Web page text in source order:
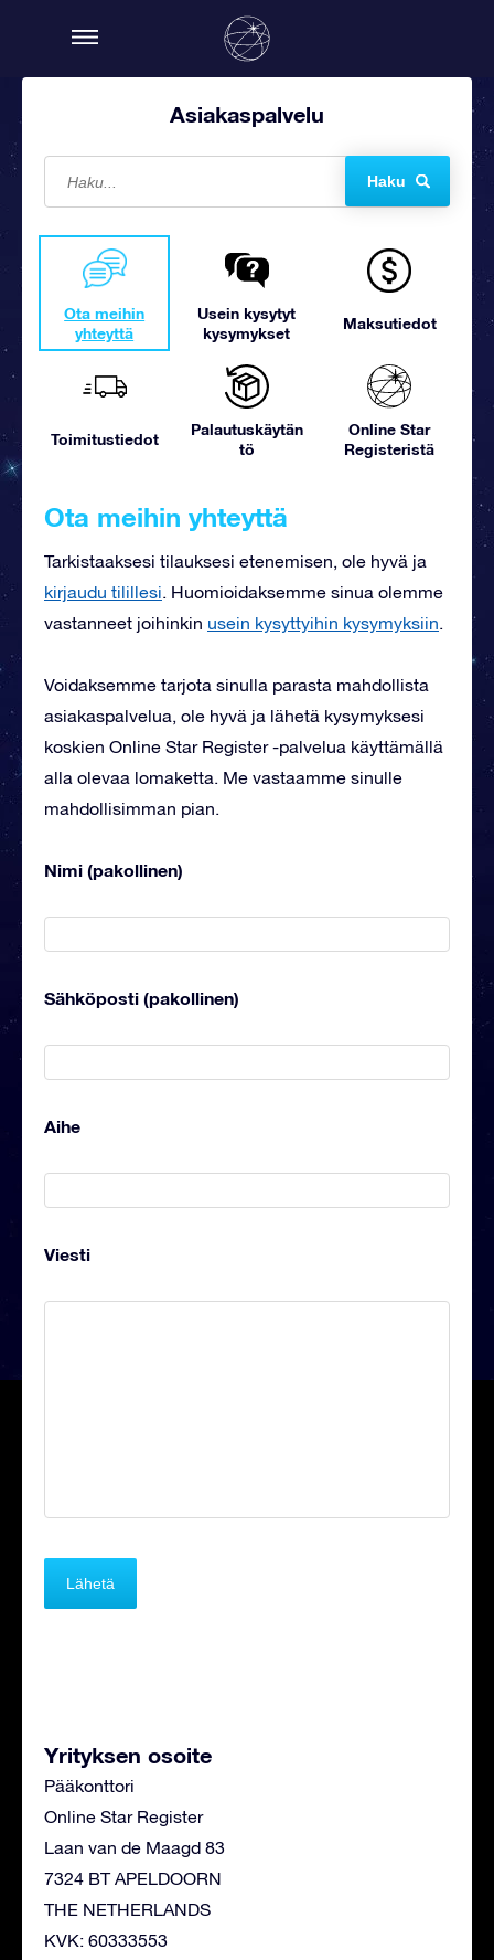
Asiakaspalvelu
Haku
Ota meihin
yhteyttä
Usein kysytyt
kysymykset
Maksutiedot
Toimitustiedot
Palautuskäytän
tö
Online Star
Registeristä
Ota meihin yhteyttä
Tarkistaaksesi tilauksesi etenemisen, ole hyvä ja
kirjaudu tilillesi. Huomioidaksemme sinua olemme
vastanneet joihinkin usein kysyttyihin kysymyksiin.
Voidaksemme tarjota sinulla parasta mahdollista
asiakaspalvelua, ole hyvä ja lähetä kysymyksesi
koskien Online Star Register -palvelua käyttämällä
alla olevaa lomaketta. Me vastaamme sinulle
mahdollisimman pian.
Nimi (pakollinen)
Sähköposti (pakollinen)
Aihe
Viesti
Yrityksen osoite
Pääkonttori
Online Star Register
Laan van de Maagd 83
7324 BT APELDOORN
THE NETHERLANDS
KVK: 60333553